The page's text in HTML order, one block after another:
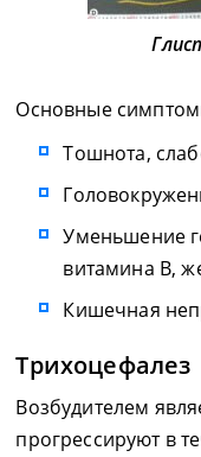
Основные
Тошнота,
Уменьшение
витамина В,
Кишечная
Трихоцефалез
Возбудителем
прогрессируют в